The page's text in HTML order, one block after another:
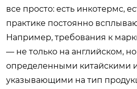
все просто: есть инкотермс,
практике постоянно
Например, требования к
— не только на английском,
определенными китайскими
указывающими на тип